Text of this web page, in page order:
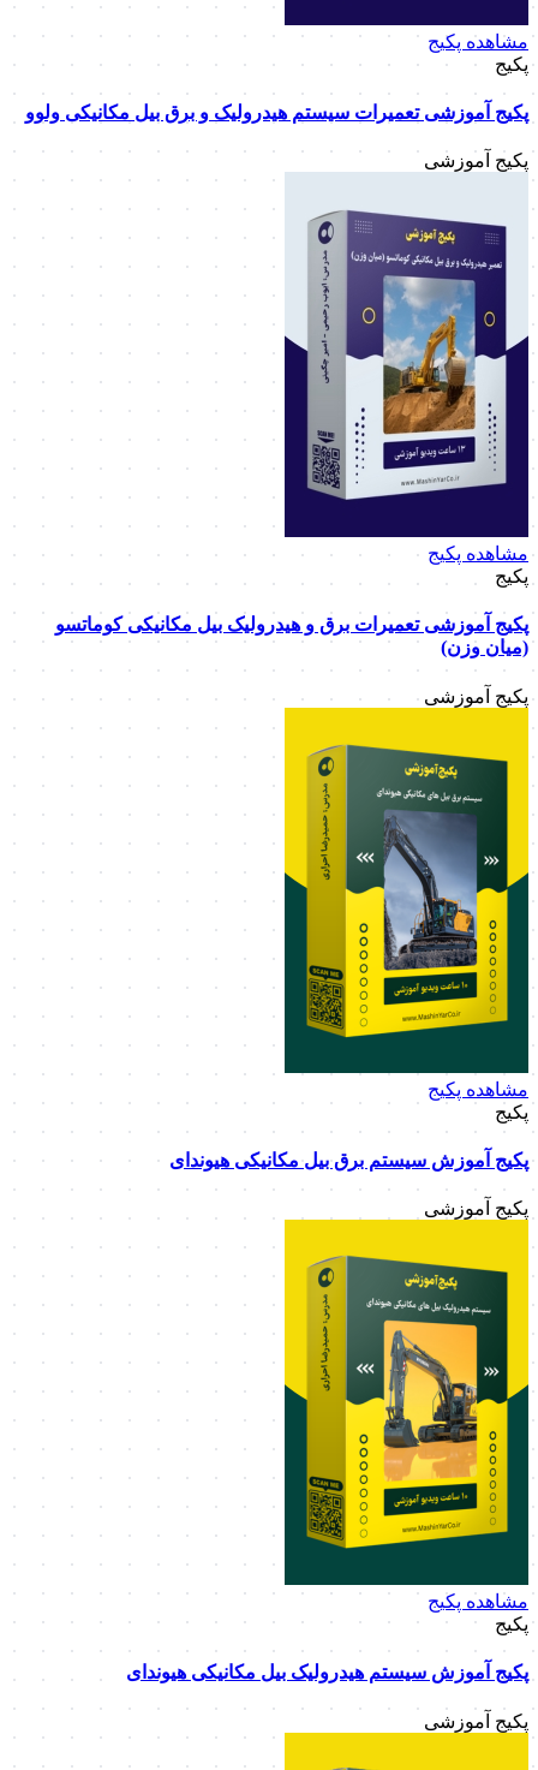
مشاهده پکیج
پکیج
پکیج آموزشی تعمیرات سیستم هیدرولیک و برق بیل مکانیکی ولوو
پکیج آموزشی
مشاهده پکیج
پکیج
پکیج آموزشی تعمیرات برق و هیدرولیک بیل مکانیکی کوماتسو
(میان وزن)
پکیج آموزشی
مشاهده پکیج
پکیج
پکیج آموزش سیستم برق بیل مکانیکی هیوندای
پکیج آموزشی
مشاهده پکیج
پکیج
پکیج آموزش سیستم هیدرولیک بیل مکانیکی هیوندای
پکیج آموزشی